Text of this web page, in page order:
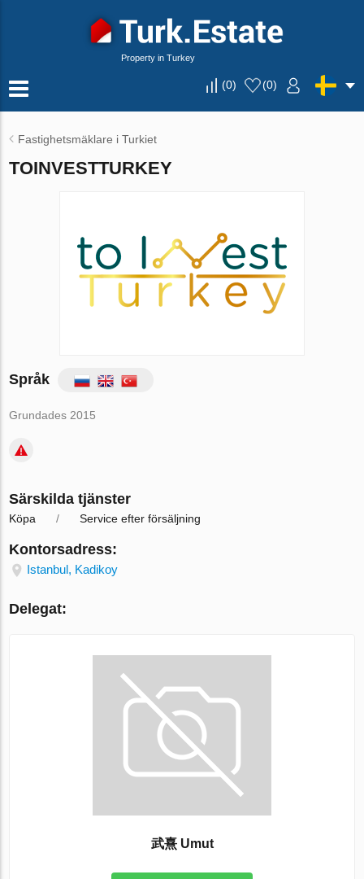
Property in Turkey
(0) (0)
Fastighetsmäklare i Turkiet
TOINVESTTURKEY
Språk
Grundades 2015
Särskilda tjänster
Köpa Service efter försäljning
Kontorsadress:
Istanbul, Kadikoy
Delegat:
武熹 Umut